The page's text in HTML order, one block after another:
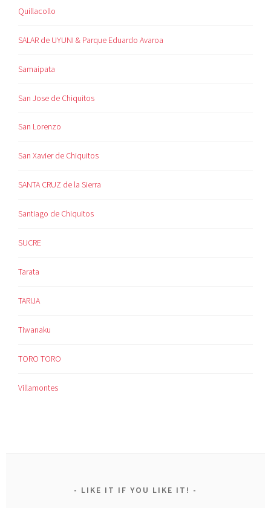
Quillacollo
SALAR de UYUNI & Parque Eduardo Avaroa
Samaipata
San Jose de Chiquitos
San Lorenzo
San Xavier de Chiquitos
SANTA CRUZ de la Sierra
Santiago de Chiquitos
SUCRE
Tarata
TARIJA
Tiwanaku
TORO TORO
Villamontes
LIKE IT IF YOU LIKE IT!